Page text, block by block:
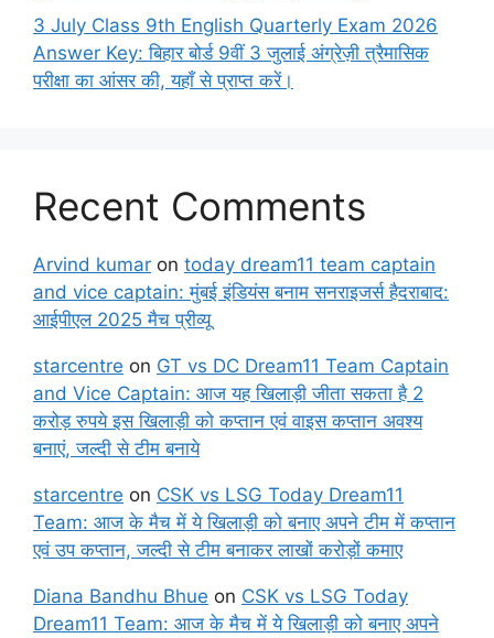
3 July Class 9th English Quarterly Exam 2026
Answer Key: बिहार बोर्ड 9वीं 3 जुलाई अंग्रेज़ी त्रैमासिक
परीक्षा का आंसर की, यहाँ से प्राप्त करें।
Recent Comments
Arvind kumar on today dream11 team captain
and vice captain: मुंबई इंडियंस बनाम सनराइजर्स हैदराबाद:
आईपीएल 2025 मैच प्रीव्यू
starcentre on GT vs DC Dream11 Team Captain
and Vice Captain: आज यह खिलाड़ी जीता सकता है 2
करोड़ रुपये इस खिलाड़ी को कप्तान एवं वाइस कप्तान अवश्य
बनाएं, जल्दी से टीम बनाये
starcentre on CSK vs LSG Today Dream11
Team: आज के मैच में ये खिलाड़ी को बनाए अपने टीम में कप्तान
एवं उप कप्तान, जल्दी से टीम बनाकर लाखों करोड़ों कमाए
Diana Bandhu Bhue on CSK vs LSG Today
Dream11 Team: आज के मैच में ये खिलाड़ी को बनाए अपने